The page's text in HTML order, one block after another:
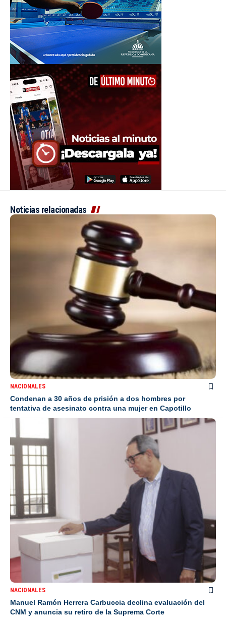
Noticias relacionadas
NACIONALES
Condenan a 30 años de prisión a dos hombres por
tentativa de asesinato contra una mujer en Capotillo
NACIONALES
Manuel Ramón Herrera Carbuccia declina evaluación del
CNM y anuncia su retiro de la Suprema Corte